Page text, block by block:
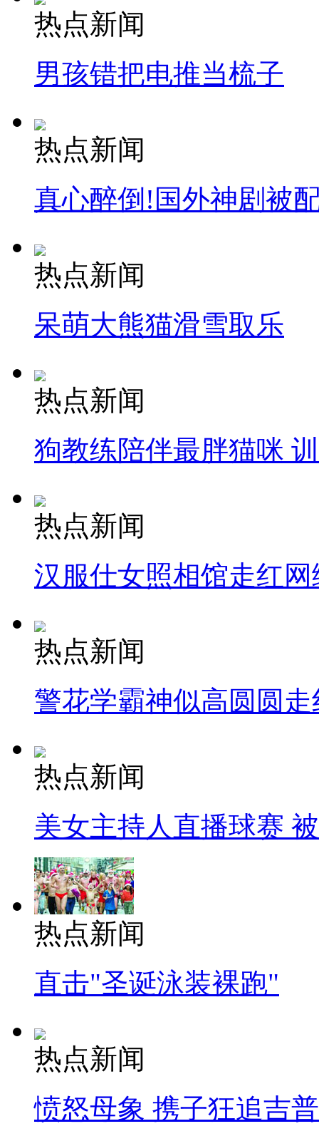
热点新闻
男孩错把电推当梳子
热点新闻
真心醉倒!国外神剧被
热点新闻
呆萌大熊猫滑雪取乐
热点新闻
狗教练陪伴最胖猫咪
热点新闻
汉服仕女照相馆走红网
热点新闻
警花学霸神似高圆圆走
热点新闻
美女主持人直播球赛
热点新闻
直击"圣诞泳装裸跑"
热点新闻
愤怒母象 携子狂追吉